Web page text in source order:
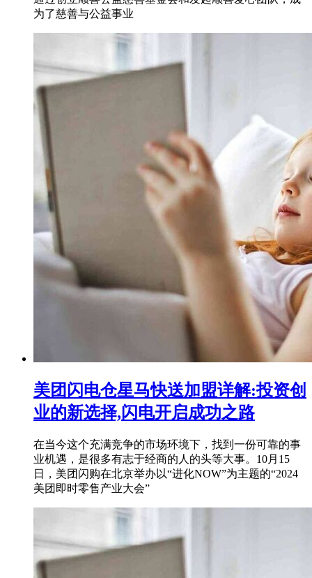
为了慈善与公益事业
美团闪电仓星马快送加盟详解:投资创
业的新选择,闪电开启成功之路
在当今这个充满竞争的市场环境下，找到一份可靠的事
业机遇，是很多有志于经商的人的头等大事。10月15
日，美团闪购在北京举办以“进化NOW”为主题的“2024
美团即时零售产业大会”